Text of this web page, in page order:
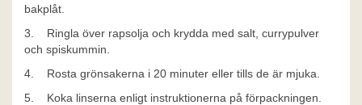
bakplåt.
3. Ringla över rapsolja och krydda med salt, currypulver
och spiskummin.
4. Rosta grönsakerna i 20 minuter eller tills de är mjuka.
5. Koka linserna enligt instruktionerna på förpackningen.